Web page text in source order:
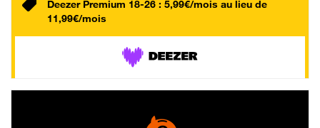
Deezer Premium 18-26 : 5,99€/mois au lieu de
11,99€/mois